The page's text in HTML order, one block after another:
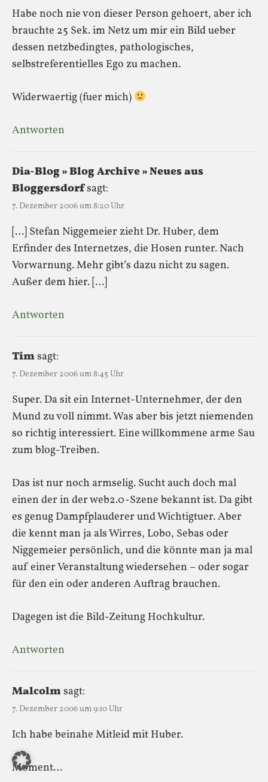
Habe noch nie von dieser Person gehoert, aber ich
brauchte 25 Sek. im Netz um mir ein Bild ueber
dessen netzbedingtes, pathologisches,
selbstreferentielles Ego zu machen.
Widerwaertig (fuer mich)
Antworten
Dia-Blog » Blog Archive » Neues aus
Bloggersdorfsagt:
7. Dezember 2006 um 8:20 Uhr
[…] Stefan Niggemeier zieht Dr. Huber, dem
Erfinder des Internetzes, die Hosen runter. Nach
Vorwarnung. Mehr gibt’s dazu nicht zu sagen.
Außer dem hier. […]
Antworten
Timsagt:
7. Dezember 2006 um 8:45 Uhr
Super. Da sit ein Internet-Unternehmer, der den
Mund zu voll nimmt. Was aber bis jetzt niemenden
so richtig interessiert. Eine willkommene arme Sau
zum blog-Treiben.
Das ist nur noch armselig. Sucht auch doch mal
einen der in der web2.0-Szene bekannt ist. Da gibt
es genug Dampfplauderer und Wichtigtuer. Aber
die kennt man ja als Wirres, Lobo, Sebas oder
Niggemeier persönlich, und die könnte man ja mal
auf einer Veranstaltung wiedersehen – oder sogar
für den ein oder anderen Auftrag brauchen.
Dagegen ist die Bild-Zeitung Hochkultur.
Antworten
Malcolmsagt:
7. Dezember 2006 um 9:10 Uhr
Ich habe beinahe Mitleid mit Huber.
Moment…